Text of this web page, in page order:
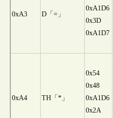
0xA3 D「=」
0xA1D6
0x3D
0xA1D7
0xA4 TH「*」
0x54
0x48
0xA1D6
0x2A